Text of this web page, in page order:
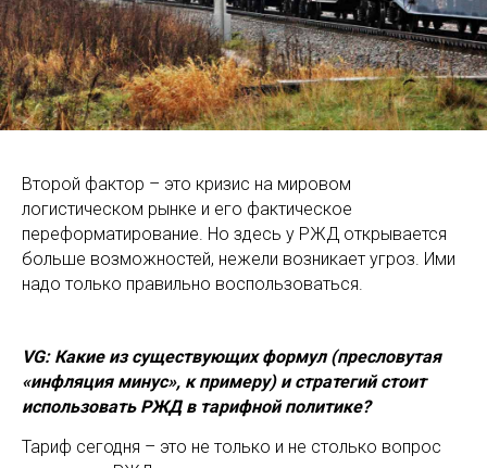
Второй фактор – это кризис на мировом
логистическом рынке и его фактическое
переформатирование. Но здесь у РЖД открывается
больше возможностей, нежели возникает угроз. Ими
надо только правильно воспользоваться.
VG: Какие из существующих формул (пресловутая
«инфляция минус», к примеру) и стратегий стоит
использовать РЖД в тарифной политике?
Тариф сегодня – это не только и не столько вопрос